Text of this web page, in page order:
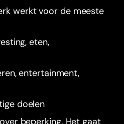
werkt voor de meeste
eten,
entertainment,
doelen
beperking. Het gaat